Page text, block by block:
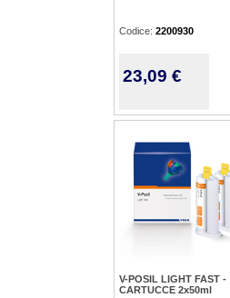
Codice: 2200930
23,09 €
V-POSIL LIGHT FAST -
CARTUCCE 2x50ml